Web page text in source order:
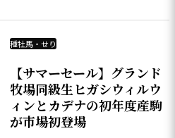
種牡馬・せり
【サマーセール】グランド
牧場同級生ヒガシウィルウ
ィンとカデナの初年度産駒
が市場初登場